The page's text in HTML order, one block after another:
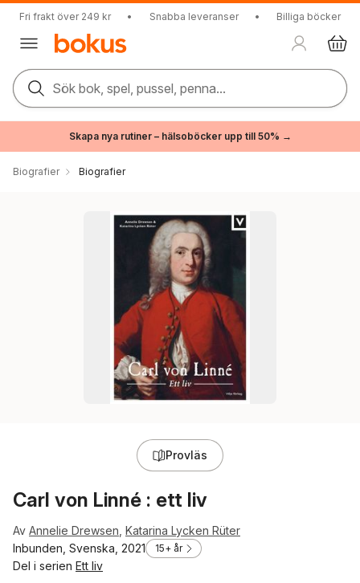
Fri frakt över 249 kr • Snabba leveranser • Billiga böcker
Sök bok, spel, pussel, penna...
Skapa nya rutiner – hälsoböcker upp till 50% →
Biografier Biografier
Provläs
Carl von Linné : ett liv
Av Annelie Drewsen Katarina Lycken Rüter
Inbunden, Svenska, 2021
15+ år
Del i serien Ett liv